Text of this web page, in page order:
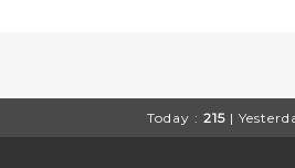
Today : 215 |